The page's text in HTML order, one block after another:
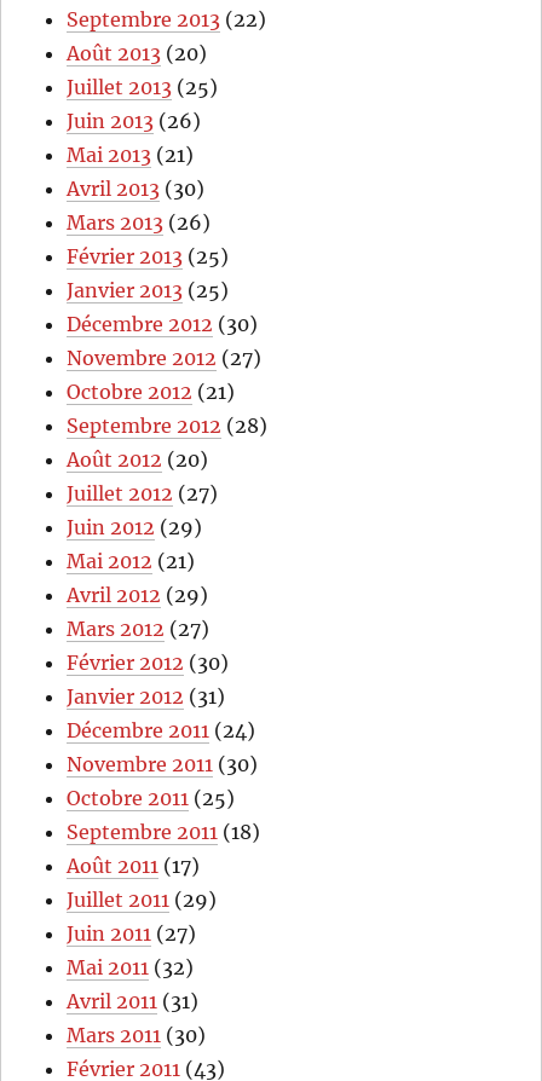
Septembre 2013 (22)
Août 2013 (20)
Juillet 2013 (25)
Juin 2013 (26)
Mai 2013 (21)
Avril 2013 (30)
Mars 2013 (26)
Février 2013 (25)
Janvier 2013 (25)
Décembre 2012 (30)
Novembre 2012 (27)
Octobre 2012 (21)
Septembre 2012 (28)
Août 2012 (20)
Juillet 2012 (27)
Juin 2012 (29)
Mai 2012 (21)
Avril 2012 (29)
Mars 2012 (27)
Février 2012 (30)
Janvier 2012 (31)
Décembre 2011 (24)
Novembre 2011 (30)
Octobre 2011 (25)
Septembre 2011 (18)
Août 2011 (17)
Juillet 2011 (29)
Juin 2011 (27)
Mai 2011 (32)
Avril 2011 (31)
Mars 2011 (30)
Février 2011 (43)